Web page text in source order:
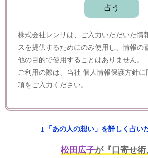
株式会社レンサは、ご入力いただいた情
スを提供するためにのみ使用し、情報の
他の目的で使用することはありません。
ご利用の際は、当社個人情報保護方針
項をご入力ください。
↓「あの人の想い」を詳しく占
松田広子が『口寄せ